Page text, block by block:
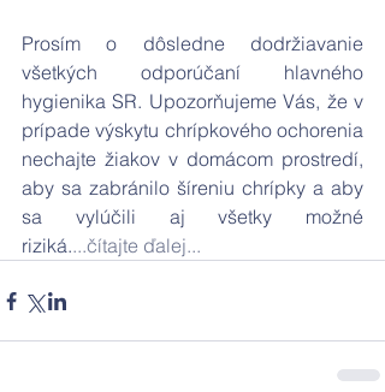
Prosím o dôsledne dodržiavanie
všetkých odporúčaní hlavného
hygienika SR. Upozorňujeme Vás, že v
prípade výskytu chrípkového ochorenia
nechajte žiakov v domácom prostredí,
aby sa zabránilo šíreniu chrípky a aby
sa vylúčili aj všetky možné
riziká....čítajte ďalej...